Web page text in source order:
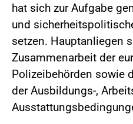
hat sich zur Aufgabe
und
setzen. Hauptanliegen
Zusammenarbeit der
Polizeibehörden sowie
der Ausbildungs-,